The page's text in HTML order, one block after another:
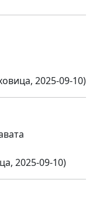
2025-09-10)
2025-09-10)